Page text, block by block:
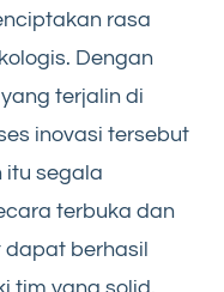
rasa
Dengan
terjalin di
inovasi tersebut
itu segala
terbuka dan
dapat berhasil
tim yang solid.